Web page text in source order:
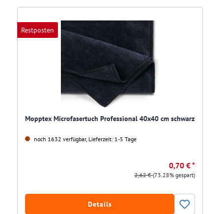
Restposten
Mopptex Microfasertuch Professional 40x40 cm schwarz
noch 1632 verfügbar, Lieferzeit: 1-5 Tage
0,70 € *
2,62 €(73.28% gespart)
Details